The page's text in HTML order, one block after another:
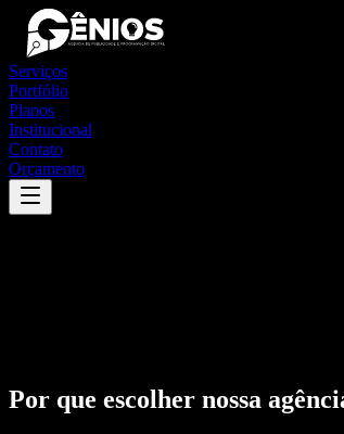
Serviços
Portfólio
Planos
Institucional
Contato
Orçamento
Por que escolher nossa